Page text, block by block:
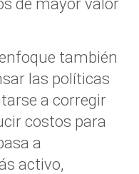
también
las políticas
a corregir
costos para
a
activo,